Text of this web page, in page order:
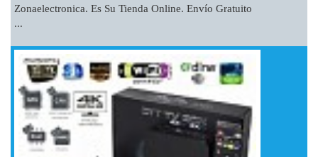
Zonaelectronica. Es Su Tienda Online. Envío Gratuito
...